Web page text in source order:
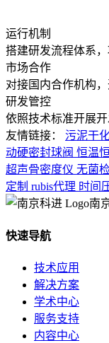
运行机制
搭建研发流程体系，
市场合作
对接国内合作机构
研发管控
依照技术标准开展开
友情链接：
污泥干
动硬密封球阀 恒温
超声骨密度仪 无菌
定制 rubis代理 时间
南
快速导航
技术应用
解决方案
学术中心
服务支持
内容中心